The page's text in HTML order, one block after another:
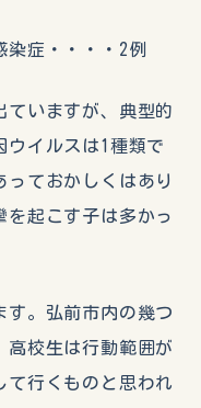
・・・・2例
ていますが、典型的
ウイルスは1種類で
っておかしくはあり
を起こす子は多かっ
す。弘前市内の幾つ
高校生は行動範囲が
て行くものと思われ